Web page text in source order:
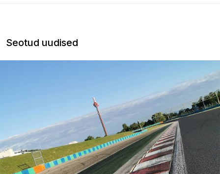
Seotud uudised